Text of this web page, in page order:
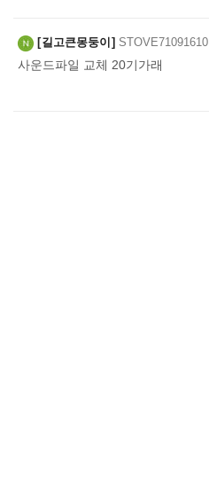
길고큰몽둥이 STOVE71091610
사운드파일 교체 20기가래